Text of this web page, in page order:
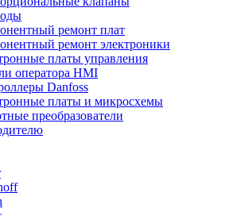
ремонт плат
ремонт электроники
платы управления
оператора HMI
Danfoss
платы и микросхемы
преобразователи